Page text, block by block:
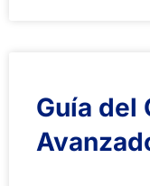
Guía del